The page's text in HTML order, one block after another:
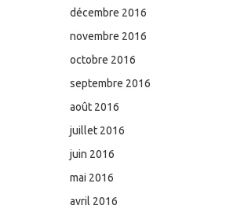
décembre 2016
novembre 2016
octobre 2016
septembre 2016
août 2016
juillet 2016
juin 2016
mai 2016
avril 2016